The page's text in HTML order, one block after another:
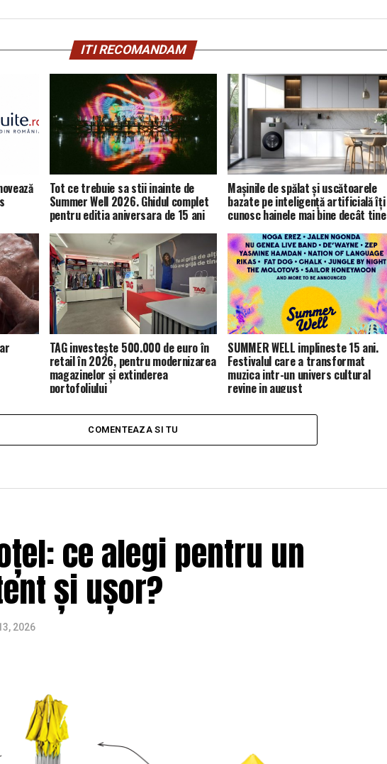
ITI RECOMANDAM
Tot ce trebuie sa stii inainte de
Summer Well 2026. Ghidul complet
pentru editia aniversara de 15 ani
Mașinile de spălat și uscătoarele
bazate pe inteligență artificială îți
cunosc hainele mai bine decât tine
TAG investește 500.000 de euro în
retail în 2026, pentru modernizarea
magazinelor și extinderea
portofoliului
SUMMER WELL implineste 15 ani.
Festivalul care a transformat
muzica intr-un univers cultural
revine in august
COMENTEAZA SI TU
ce alegi pentru un
și ușor?
2026